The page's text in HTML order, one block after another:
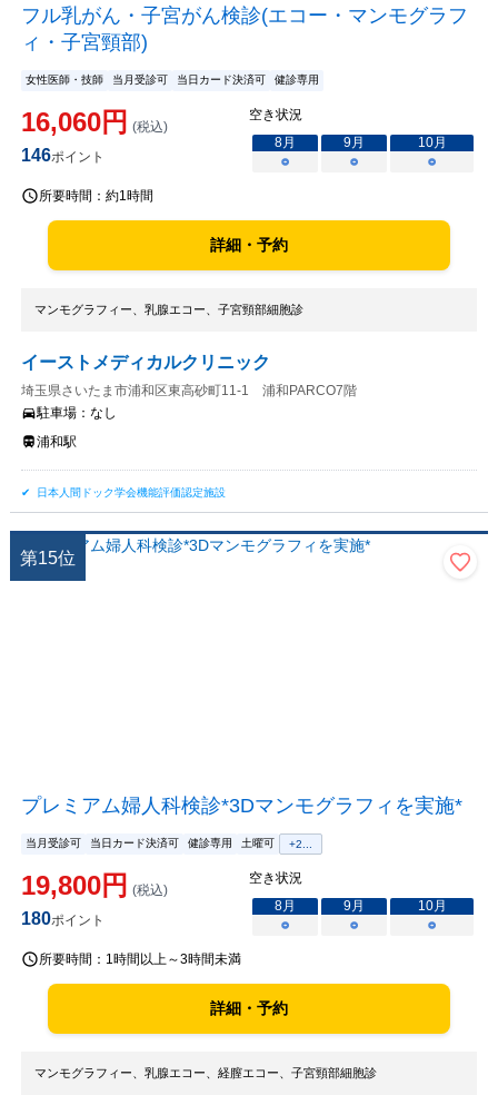
フル乳がん・子宮がん検診(エコー・マンモグラフ
ィ・子宮頸部)
女性医師・技師 当月受診可 当日カード決済可 健診専用
16,060円 (税込)
146ポイント
空き状況
8月 9月 10月
○
○ ○
所要時間： 約1時間
詳細・予約
マンモグラフィー、乳腺エコー、子宮頸部細胞診
イーストメディカルクリニック
埼玉県さいたま市浦和区東高砂町11-1 浦和PARCO7階
駐車場： なし
浦和駅
日本人間ドック学会機能評価認定施設
第15位
プレミアム婦人科検診*3Dマンモグラフィを実施*
当月受診可 当日カード決済可 健診専用 土曜可 +2...
19,800円 (税込)
180ポイント
空き状況
8月 9月 10月
○
○ ○
所要時間： 1時間以上～3時間未満
詳細・予約
マンモグラフィー、乳腺エコー、経膣エコー、子宮頸部細胞診